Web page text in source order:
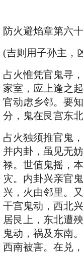
防火避焰章第六
(吉则用子孙主，
占火惟凭官鬼寻
家室，应上逢之
官动虑乡邻。要
分，鬼在艮宫东
占火独须推官鬼
并内卦，虽见无
禄。世值鬼摇，
灾。内卦兴亲官
兴，火由邻里。
干宫鬼动，西北
居艮上，东北遭
鬼动，祸及东南
西南被害。在兑